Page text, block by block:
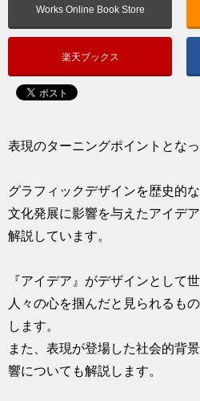
SHOP
クリエイターズID
求人
Works Online Book Store
楽天ブックス
表現のターニングポイントとな
グラフィックデザインを歴史的
文化発展に影響を与えたアイデ
解説しています。
『アイデア』がデザインとして
人々の心を掴んだと見られるも
します。
また、表現が登場した社会的背
響についても解説します。